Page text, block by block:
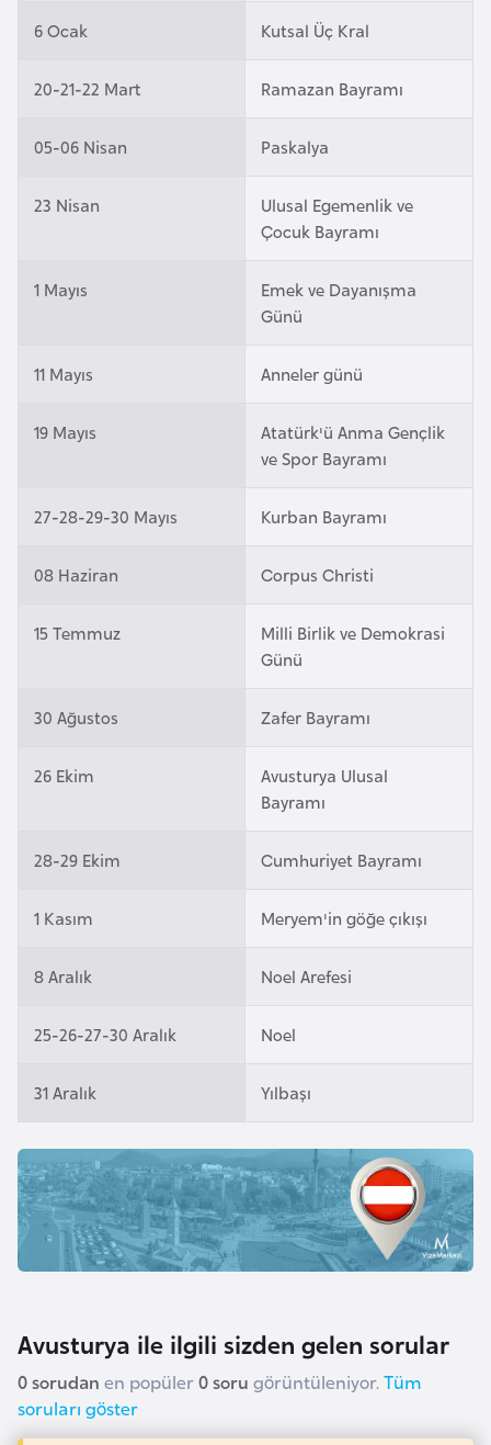
6 Ocak Kutsal Üç Kral
20-21-22 Mart Ramazan Bayramı
05-06 Nisan Paskalya
23 Nisan
Ulusal Egemenlik ve
Çocuk Bayramı
1 Mayıs
Emek ve Dayanışma
Günü
11 Mayıs Anneler günü
19 Mayıs
Atatürk'ü Anma Gençlik
ve Spor Bayramı
27-28-29-30 Mayıs Kurban Bayramı
08 Haziran Corpus Christi
15 Temmuz
Milli Birlik ve Demokrasi
Günü
30 Ağustos Zafer Bayramı
26 Ekim
Avusturya Ulusal
Bayramı
28-29 Ekim Cumhuriyet Bayramı
1 Kasım Meryem'in göğe çıkışı
8 Aralık Noel Arefesi
25-26-27-30 Aralık Noel
31 Aralık Yılbaşı
Avusturya ile ilgili sizden gelen sorular
0 sorudan en popüler0 soru görüntüleniyor.Tüm
soruları göster
B
l
r
l
i
e
i
B
s
H
r
e
B
g
a
s
a
B